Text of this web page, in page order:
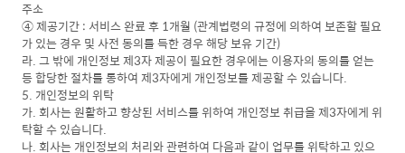
주소
④ 제공기간 : 서비스 완료 후 1개월 (관계법령의 규정에 의하여 보존할 필요
가 있는 경우 및 사전 동의를 득한 경우 해당 보유 기간)
라. 그 밖에 개인정보 제3자 제공이 필요한 경우에는 이용자의 동의를 얻는
등 합당한 절차를 통하여 제3자에게 개인정보를 제공할 수 있습니다.
5. 개인정보의 위탁
가. 회사는 원활하고 향상된 서비스를 위하여 개인정보 취급을 제3자에게 위
탁할 수 있습니다.
나. 회사는 개인정보의 처리와 관련하여 다음과 같이 업무를 위탁하고 있으